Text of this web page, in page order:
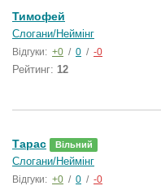
Тимофей
Слогани/Неймінг
Відгуки: +0 / 0 / -0
Рейтинг: 12
Тарас Вільний
Слогани/Неймінг
Відгуки: +0 / 0 / -0